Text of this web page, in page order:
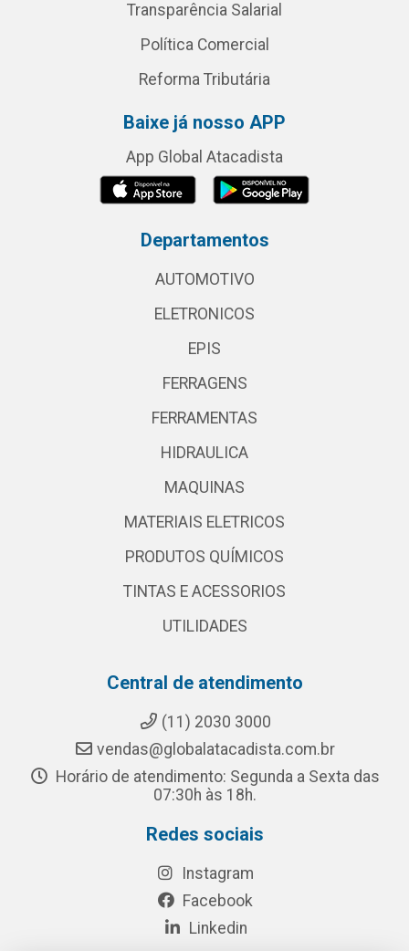
Transparência Salarial
Política Comercial
Reforma Tributária
Baixe já nosso APP
App Global Atacadista
Departamentos
AUTOMOTIVO
ELETRONICOS
EPIS
FERRAGENS
FERRAMENTAS
HIDRAULICA
MAQUINAS
MATERIAIS ELETRICOS
PRODUTOS QUÍMICOS
TINTAS E ACESSORIOS
UTILIDADES
Central de atendimento
(11) 2030 3000
vendas@globalatacadista.com.br
Horário de atendimento: Segunda a Sexta das
07:30h às 18h.
Redes sociais
Instagram
Facebook
Linkedin